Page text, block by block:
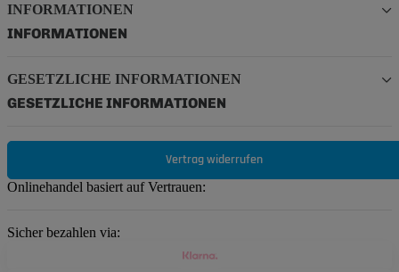
INFORMATIONEN
INFORMATIONEN
GESETZLICHE INFORMATIONEN
GESETZLICHE INFORMATIONEN
Vertrag widerrufen
Onlinehandel basiert auf Vertrauen:
Sicher bezahlen via: